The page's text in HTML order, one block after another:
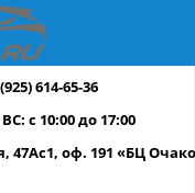
614-65-36
с 10:00 до 17:00
оф. 191 «БЦ